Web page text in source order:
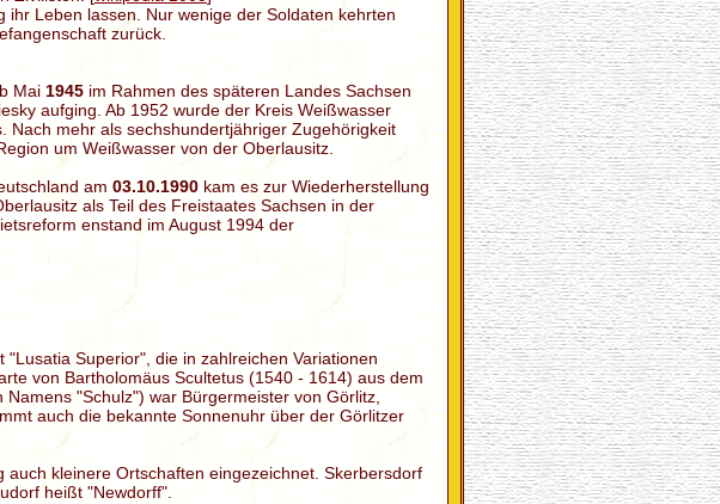
Leben lassen. Nur wenige der Soldaten kehrten
zurück.
Mai 1945 im Rahmen des späteren Landes Sachsen
aufging. Ab 1952 wurde der Kreis Weißwasser
Nach mehr als sechshundertjähriger Zugehörigkeit
um Weißwasser von der Oberlausitz.
am 03.10.1990 kam es zur Wiederherstellung
als Teil des Freistaates Sachsen in der
enstand im August 1994 der
Superior", die in zahlreichen Variationen
von Bartholomäus Scultetus (1540 - 1614) aus dem
"Schulz") war Bürgermeister von Görlitz,
auch die bekannte Sonnenuhr über der Görlitzer
kleinere Ortschaften eingezeichnet. Skerbersdorf
heißt "Newdorff".